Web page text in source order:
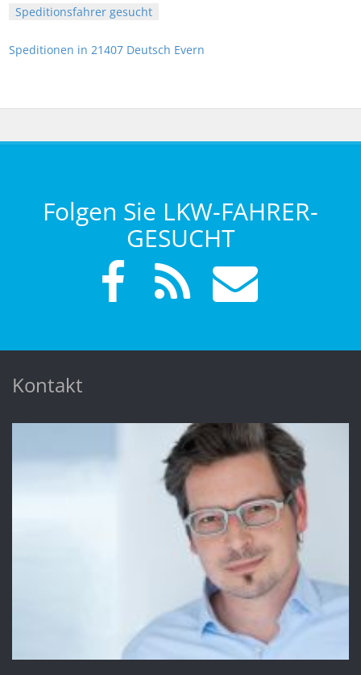
Speditionsfahrer gesucht
Speditionen in 21407 Deutsch Evern
Folgen Sie LKW-FAHRER-
GESUCHT
Kontakt